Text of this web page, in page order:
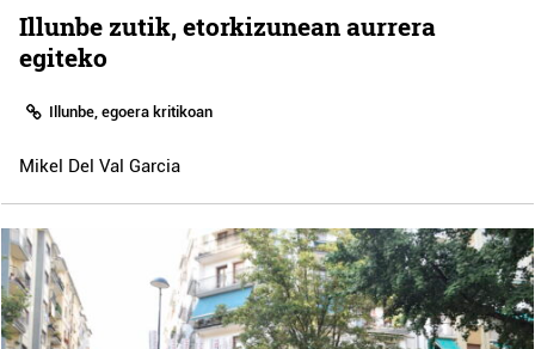
Illunbe zutik, etorkizunean aurrera
egiteko
Illunbe, egoera kritikoan
Mikel Del Val Garcia